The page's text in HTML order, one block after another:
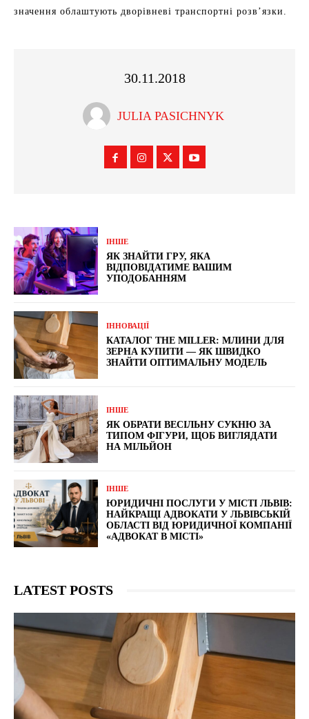
значення облаштують дворівневі транспортні розв’язки.
30.11.2018
JULIA PASICHNYK
ІНШЕ
ЯК ЗНАЙТИ ГРУ, ЯКА
ВІДПОВІДАТИМЕ ВАШИМ
УПОДОБАННЯМ
ІННОВАЦІЇ
КАТАЛОГ THE MILLER: МЛИНИ ДЛЯ
ЗЕРНА КУПИТИ — ЯК ШВИДКО
ЗНАЙТИ ОПТИМАЛЬНУ МОДЕЛЬ
ІНШЕ
ЯК ОБРАТИ ВЕСІЛЬНУ СУКНЮ ЗА
ТИПОМ ФІГУРИ, ЩОБ ВИГЛЯДАТИ
НА МІЛЬЙОН
ІНШЕ
ЮРИДИЧНІ ПОСЛУГИ У МІСТІ ЛЬВІВ:
НАЙКРАЩІ АДВОКАТИ У ЛЬВІВСЬКІЙ
ОБЛАСТІ ВІД ЮРИДИЧНОЇ КОМПАНІЇ
«АДВОКАТ В МІСТІ»
LATEST POSTS